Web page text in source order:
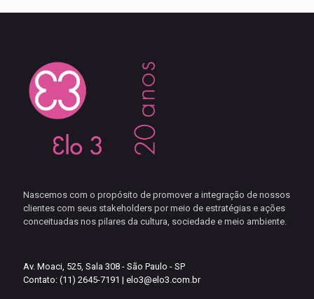
Nascemos com o propósito de promover a integração de nossos
clientes com seus stakeholders por meio de estratégias e ações
conceituadas nos pilares da cultura, sociedade e meio ambiente.
Av. Moaci, 525, Sala 308 - São Paulo - SP
Contato: (11) 2645-7191 | elo3@elo3.com.br